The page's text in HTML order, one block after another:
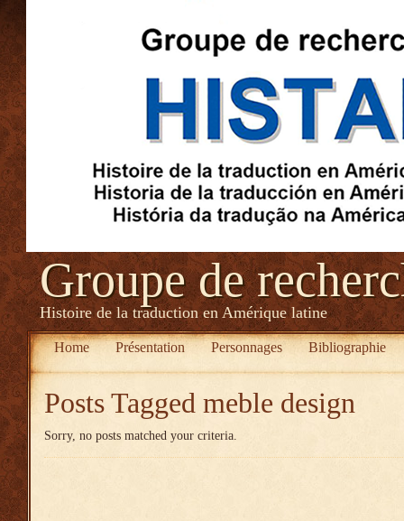
Groupe de
Histoire de la traduction en Amérique latine
Home Présentation Personnages Bibliographie
Posts Tagged meble design
Sorry, no posts matched your criteria.